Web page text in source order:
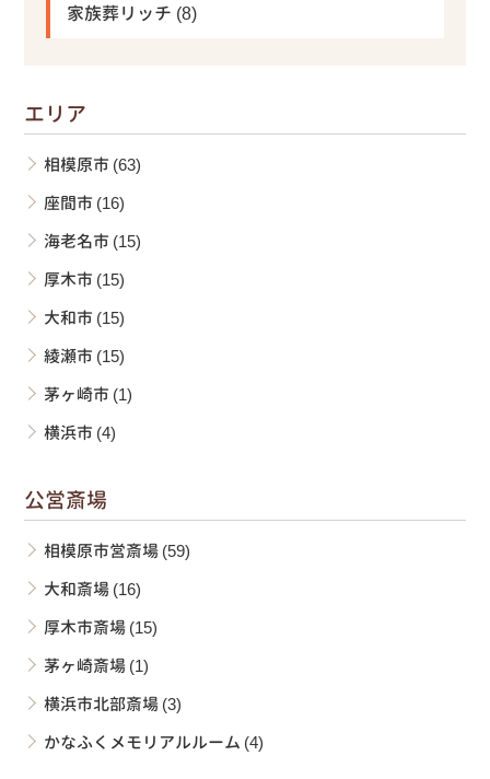
家族葬リッチ (8)
エリア
相模原市 (63)
座間市 (16)
海老名市 (15)
厚木市 (15)
大和市 (15)
綾瀬市 (15)
茅ヶ崎市 (1)
横浜市 (4)
公営斎場
相模原市営斎場(59)
大和斎場(16)
厚木市斎場(15)
茅ヶ崎斎場(1)
横浜市北部斎場(3)
かなふくメモリアルルーム (4)